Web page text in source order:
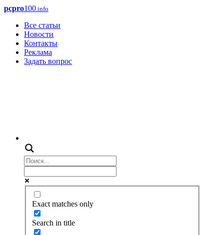
pcpro100.info
Все статьи
Новости
Контакты
Реклама
Задать вопрос
Exact matches only
Search in title